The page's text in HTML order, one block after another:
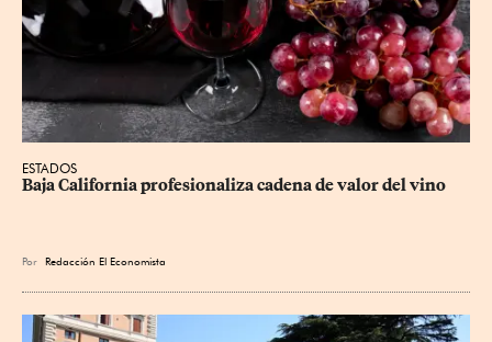
ESTADOS
Baja California profesionaliza cadena de valor del vino
Por Redacción El Economista